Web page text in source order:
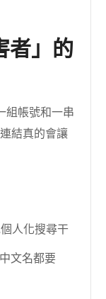
者」的
組帳號和一串
結真的會讓
人化搜尋干
文名都要